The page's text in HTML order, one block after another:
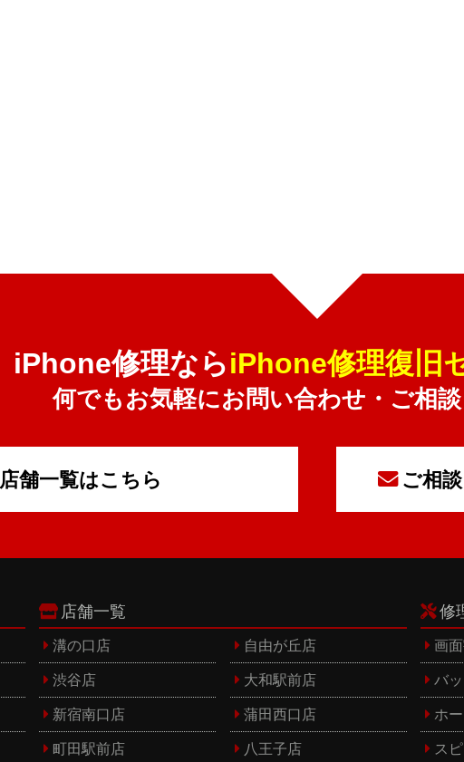
iPhone修理ならiPhone修理復旧
何でもお気軽にお問い合わせ・ご相談
店舗一覧はこちら ご相
店舗一覧
溝の口店 自由が丘店
渋谷店 大和駅前店
新宿南口店 蒲田西口店
町田駅前店 八王子店
修
画
バ
ホ
ス